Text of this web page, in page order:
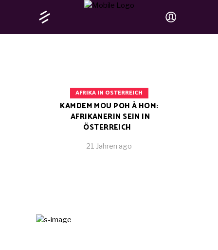
AFRIKA IN OSTERREICH
KAMDEM MOU POH À HOM:
AFRIKANERIN SEIN IN
ÖSTERREICH
21 Jahren ago